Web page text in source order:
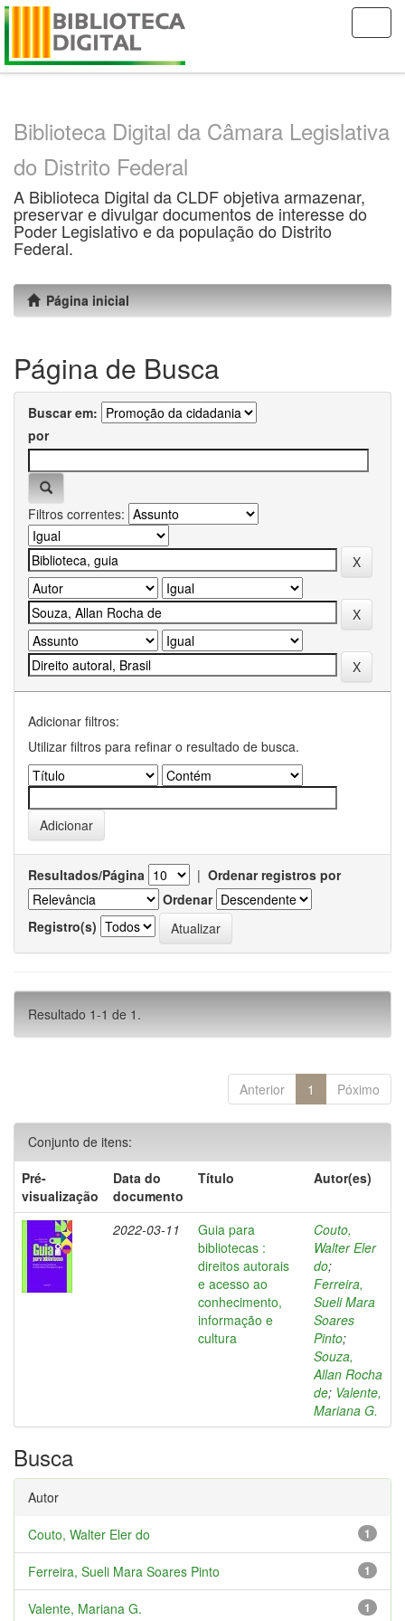
Skip
Biblioteca Digital da Câmara Legislativa
do Distrito Federal
A Biblioteca Digital da CLDF objetiva armazenar,
preservar e divulgar documentos de interesse do
Poder Legislativo e da população do Distrito
Federal.
Página inicial
Página de Busca
Buscar em:
por
Filtros correntes:
Adicionar filtros:
Utilizar filtros para refinar o resultado de busca.
Resultados/Página | Ordenar registros por
Ordenar
Registro(s)
Resultado 1-1 de 1.
Anterior 1 Póximo
Conjunto de itens:
Pré-
visualização
Data do
documento
Título Autor(es)
2022-03-11
Guia para
bibliotecas :
direitos autorais
e acesso ao
conhecimento,
informação e
cultura
Couto,
Walter Eler
do;
Ferreira,
Sueli Mara
Soares
Pinto;
Souza,
Allan Rocha
de; Valente,
Mariana G.
Busca
Autor
1
Couto, Walter Eler do
1
Ferreira, Sueli Mara Soares Pinto
1
Valente, Mariana G.